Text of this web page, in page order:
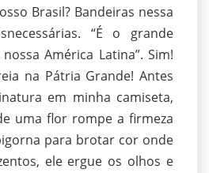
Brasil? Bandeiras nessa
“É o grande
América Latina”. Sim!
na Pátria Grande! Antes
em minha camiseta,
uma flor rompe a firmeza
para brotar cor onde
ele ergue os olhos e